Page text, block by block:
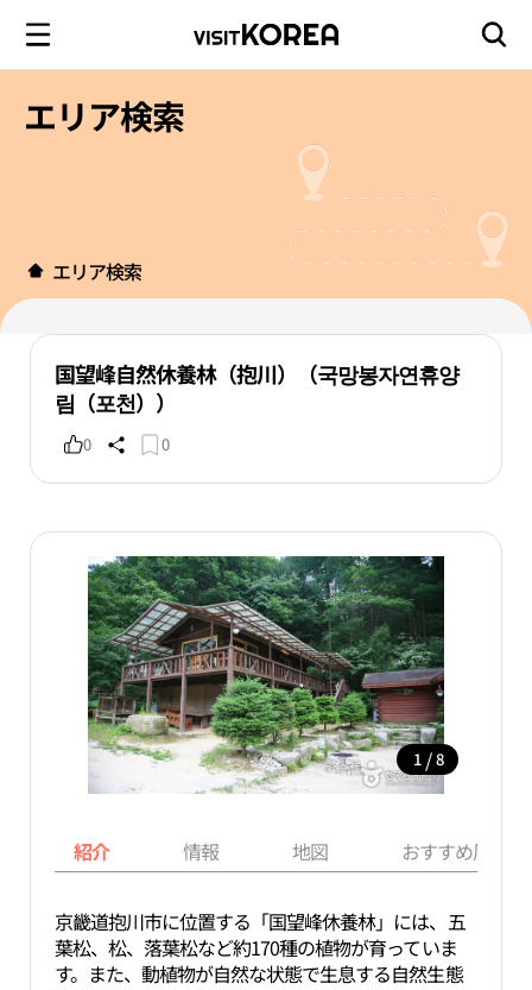
エリア検索
エリア検索
国望峰自然休養林（抱川）（국망봉자연휴양
림（포천））
0 0
1 / 8
紹介 情報 地図 おすすめ周辺
京畿道抱川市に位置する「国望峰休養林」には、五
葉松、松、落葉松など約170種の植物が育っていま
す。また、動植物が自然な状態で生息する自然生態